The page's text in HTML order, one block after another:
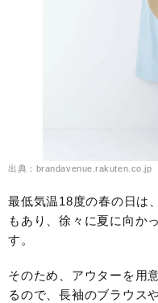
出典：brandavenue.rakuten.co.jp
最低気温18度の春の日は
もあり、徐々に夏に向か
す。
そのため、アウターを用
るので、長袖のブラウス